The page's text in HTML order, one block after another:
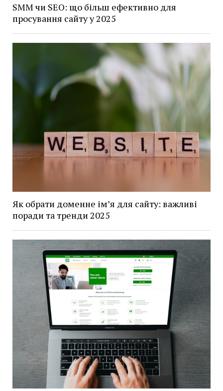
SMM чи SEO: що більш ефективно для
просування сайту у 2025
Як обрати доменне ім’я для сайту: важливі
поради та тренди 2025